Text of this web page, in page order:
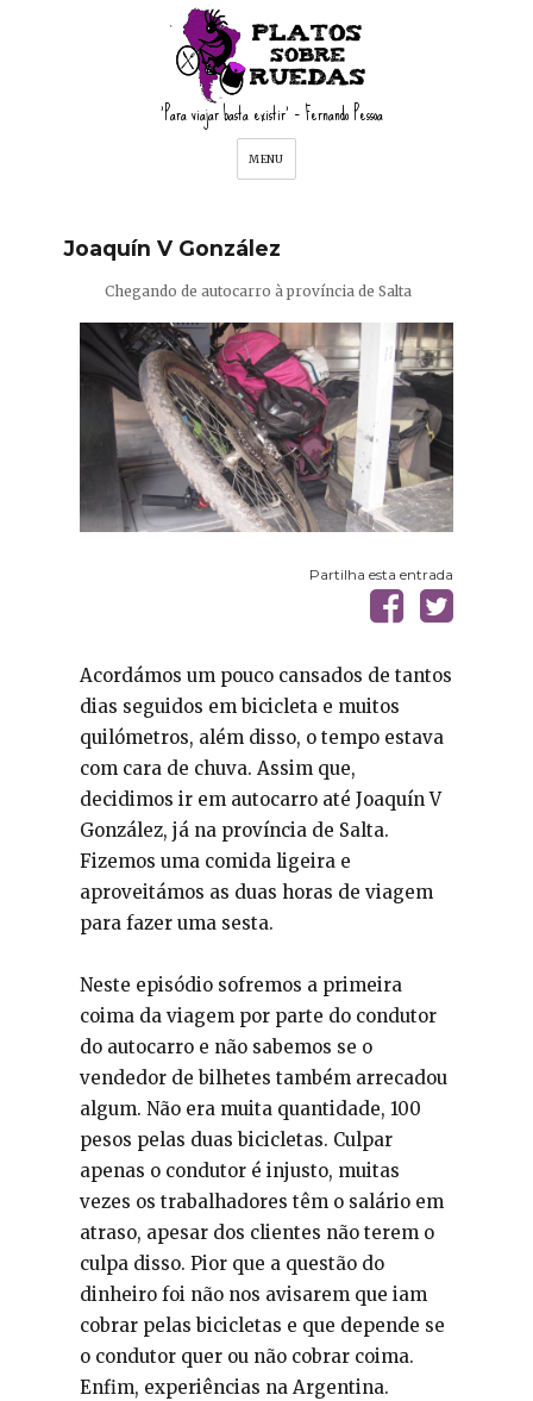
MENU
'Para viajar basta existir' – Fernando Pessoa
Joaquín V González
Chegando de autocarro à província de Salta
Partilha esta entrada
Acordámos um pouco cansados de tantos
dias seguidos em bicicleta e muitos
quilómetros, além disso, o tempo estava
com cara de chuva. Assim que,
decidimos ir em autocarro até Joaquín V
González, já na província de Salta.
Fizemos uma comida ligeira e
aproveitámos as duas horas de viagem
para fazer uma sesta.
Neste episódio sofremos a primeira
coima da viagem por parte do condutor
do autocarro e não sabemos se o
vendedor de bilhetes também arrecadou
algum. Não era muita quantidade, 100
pesos pelas duas bicicletas. Culpar
apenas o condutor é injusto, muitas
vezes os trabalhadores têm o salário em
atraso, apesar dos clientes não terem o
culpa disso. Pior que a questão do
dinheiro foi não nos avisarem que iam
cobrar pelas bicicletas e que depende se
o condutor quer ou não cobrar coima.
Enfim, experiências na Argentina.